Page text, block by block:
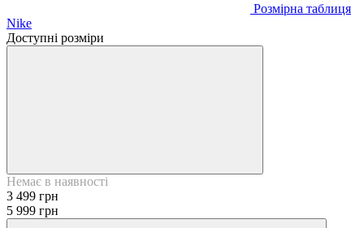
Розмірна таблиця
Nike
Доступні розміри
Немає в наявності
3 499 грн
5 999 грн